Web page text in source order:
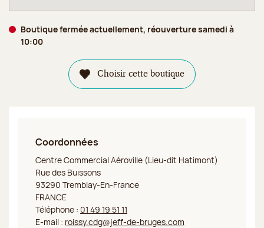
Boutique fermée actuellement, réouverture samedi à
10:00
Choisir cette boutique
Coordonnées
Jeff de Bruges Tremblay en France (Aéroville)
Centre Commercial Aéroville (Lieu-dit Hatimont)
Rue des Buissons
93290 Tremblay-En-France
FRANCE
Téléphone : 01 49 19 51 11
E-mail : roissy.cdg@jeff-de-bruges.com